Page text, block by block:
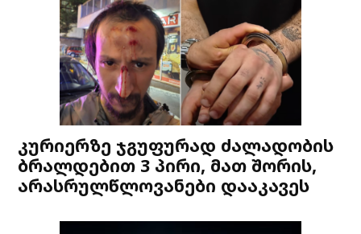
კურიერზე ჯგუფურად ძალადობის
ბრალდებით 3 პირი, მათ შორის,
არასრულწლოვანები დააკავეს